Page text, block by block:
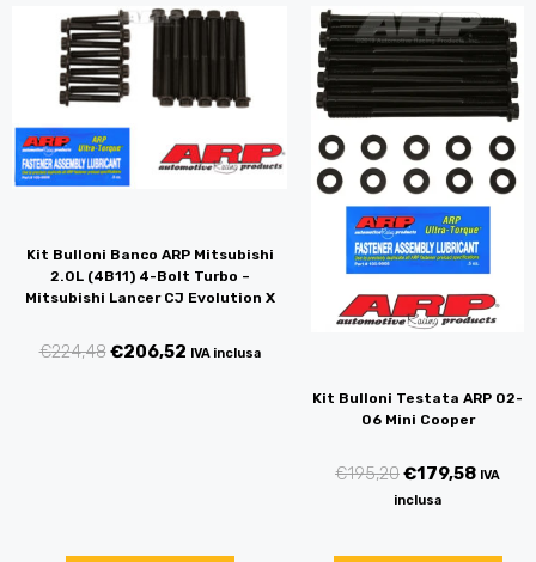
Kit Bulloni Banco ARP Mitsubishi
2.0L (4B11) 4-Bolt Turbo –
Mitsubishi Lancer CJ Evolution X
€224,48€206,52 IVA inclusa
Kit Bulloni Testata ARP 02-
06 Mini Cooper
€195,20€179,58 IVA
inclusa